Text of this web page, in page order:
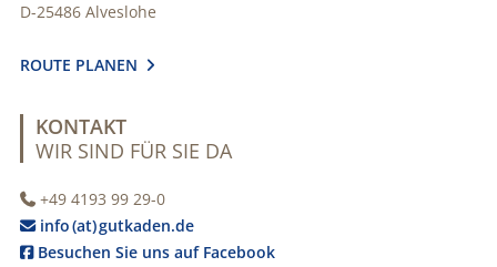
D-25486 Alveslohe
ROUTE PLANEN 
KONTAKT
WIR SIND FÜR SIE DA
+49 4193 99 29-0
info (at) gutkaden.de
Besuchen Sie uns auf Facebook